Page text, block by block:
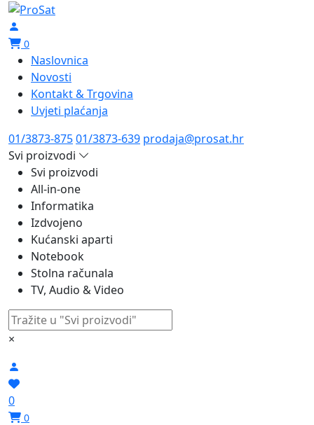
0
Naslovnica
Novosti
Kontakt & Trgovina
Uvjeti plaćanja
01/3873-87501/3873-639 prodaja@prosat.hr
Svi proizvodi
Svi proizvodi
All-in-one
Informatika
Izdvojeno
Kućanski aparti
Notebook
Stolna računala
TV, Audio & Video
×
0
0